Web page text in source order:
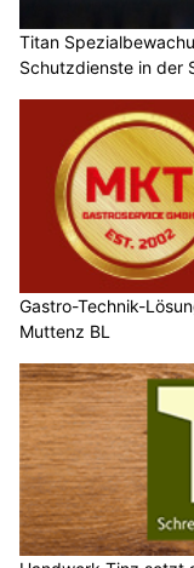
Titan
Schutzdienste in der
Gastro-Technik-
Muttenz BL